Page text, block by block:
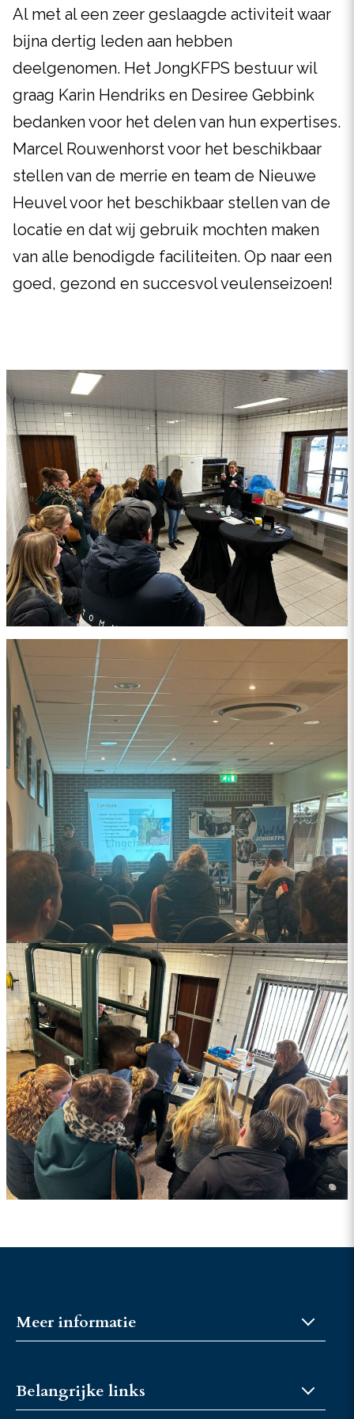
Al met al een zeer geslaagde activiteit waar
bijna dertig leden aan hebben
deelgenomen. Het JongKFPS bestuur wil
graag Karin Hendriks en Desiree Gebbink
bedanken voor het delen van hun expertises.
Marcel Rouwenhorst voor het beschikbaar
stellen van de merrie en team de Nieuwe
Heuvel voor het beschikbaar stellen van de
locatie en dat wij gebruik mochten maken
van alle benodigde faciliteiten. Op naar een
goed, gezond en succesvol veulenseizoen!
Meer informatie
Fokkerijcoaches
Belangrijke links